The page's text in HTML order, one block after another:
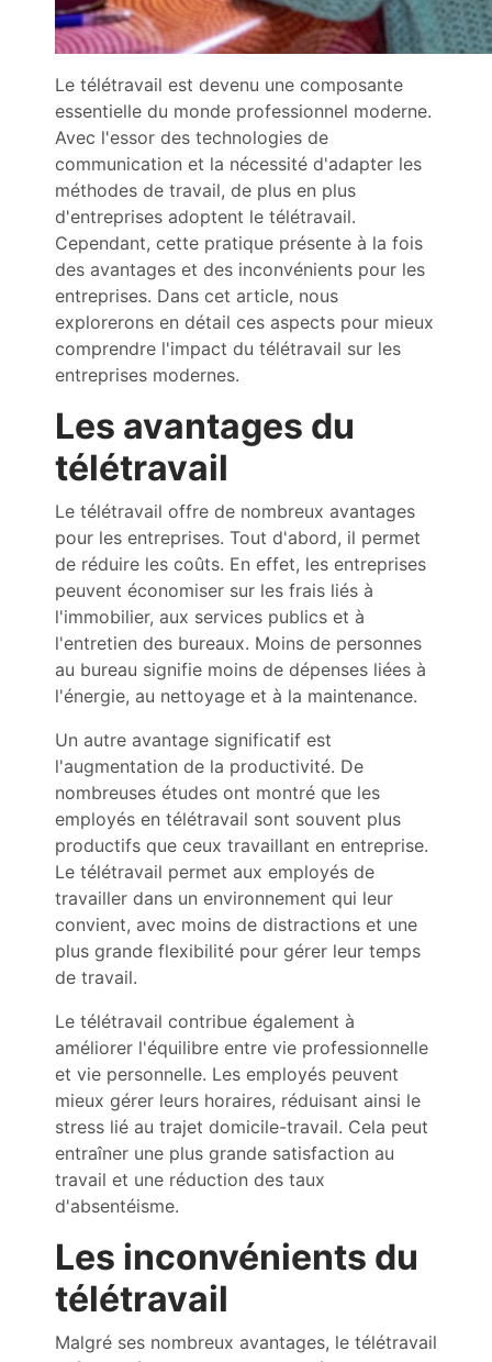
Le télétravail est devenu une composante
essentielle du monde professionnel moderne.
Avec l'essor des technologies de
communication et la nécessité d'adapter les
méthodes de travail, de plus en plus
d'entreprises adoptent le télétravail.
Cependant, cette pratique présente à la fois
des avantages et des inconvénients pour les
entreprises. Dans cet article, nous
explorerons en détail ces aspects pour mieux
comprendre l'impact du télétravail sur les
entreprises modernes.
Les avantages du
télétravail
Le télétravail offre de nombreux avantages
pour les entreprises. Tout d'abord, il permet
de réduire les coûts. En effet, les entreprises
peuvent économiser sur les frais liés à
l'immobilier, aux services publics et à
l'entretien des bureaux. Moins de personnes
au bureau signifie moins de dépenses liées à
l'énergie, au nettoyage et à la maintenance.
Un autre avantage significatif est
l'augmentation de la productivité. De
nombreuses études ont montré que les
employés en télétravail sont souvent plus
productifs que ceux travaillant en entreprise.
Le télétravail permet aux employés de
travailler dans un environnement qui leur
convient, avec moins de distractions et une
plus grande flexibilité pour gérer leur temps
de travail.
Le télétravail contribue également à
améliorer l'équilibre entre vie professionnelle
et vie personnelle. Les employés peuvent
mieux gérer leurs horaires, réduisant ainsi le
stress lié au trajet domicile-travail. Cela peut
entraîner une plus grande satisfaction au
travail et une réduction des taux
d'absentéisme.
Les inconvénients du
télétravail
Malgré ses nombreux avantages, le télétravail